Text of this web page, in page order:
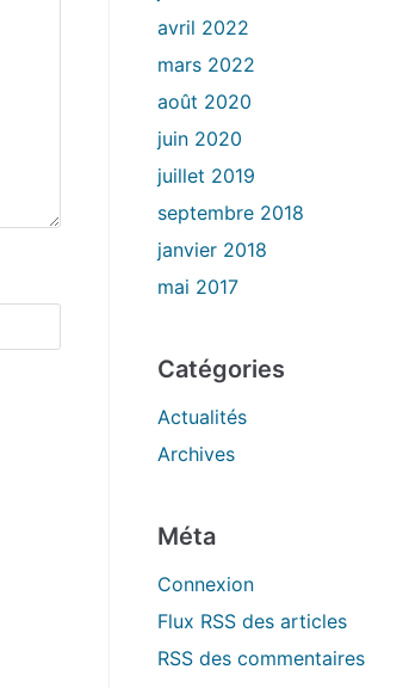
avril 2022
mars 2022
août 2020
juin 2020
juillet 2019
septembre 2018
janvier 2018
mai 2017
Catégories
Actualités
Archives
Méta
Connexion
Flux RSS des articles
RSS des commentaires